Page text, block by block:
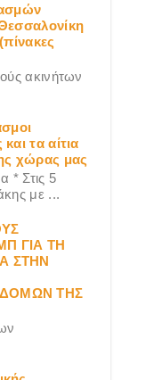
ακινήτων
τα αίτια
χώρας μας
* Στις 5
με ...
ΓΙΑ ΤΗ
ΣΤΗΝ
ΤΗΣ